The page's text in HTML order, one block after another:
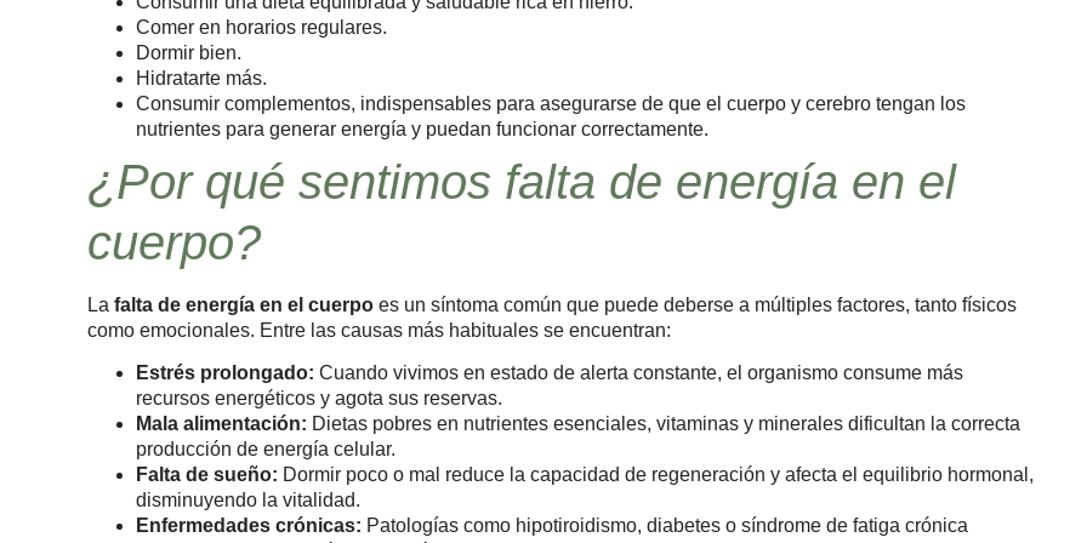
Comer en horarios regulares.
Dormir bien.
Hidratarte más.
Consumir complementos, indispensables para asegurarse de que el cuerpo y cerebro tengan los
nutrientes para generar energía y puedan funcionar correctamente.
¿Por qué sentimos falta de energía en el
cuerpo?
La falta de energía en el cuerpo es un síntoma común que puede deberse a múltiples factores, tanto físicos
como emocionales. Entre las causas más habituales se encuentran:
Estrés prolongado: Cuando vivimos en estado de alerta constante, el organismo consume más
recursos energéticos y agota sus reservas.
Mala alimentación: Dietas pobres en nutrientes esenciales, vitaminas y minerales dificultan la correcta
producción de energía celular.
Falta de sueño: Dormir poco o mal reduce la capacidad de regeneración y afecta el equilibrio hormonal,
disminuyendo la vitalidad.
Enfermedades crónicas: Patologías como hipotiroidismo, diabetes o síndrome de fatiga crónica